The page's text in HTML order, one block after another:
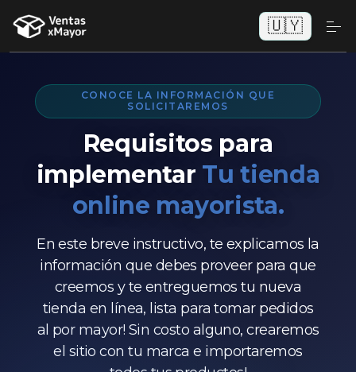
🇺🇾
CONOCE LA INFORMACIÓN QUE
SOLICITAREMOS
Requisitos para
implementar Tu tienda
online mayorista.
En este breve instructivo, te explicamos la
información que debes proveer para que
creemos y te entreguemos tu nueva
tienda en línea, lista para tomar pedidos
al por mayor! Sin costo alguno, crearemos
el sitio con tu marca e importaremos